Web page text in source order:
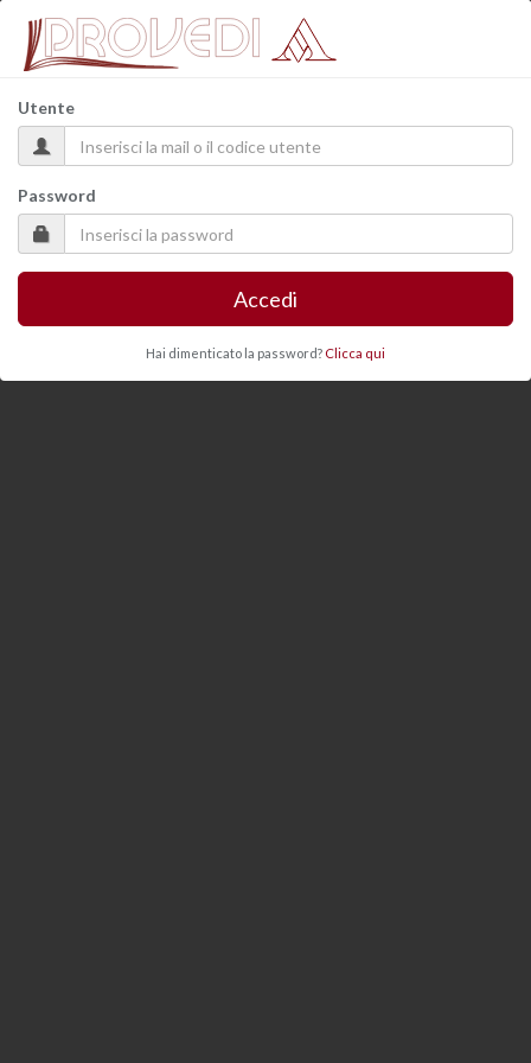
Utente
Password
Accedi
Hai dimenticato la password? Clicca qui